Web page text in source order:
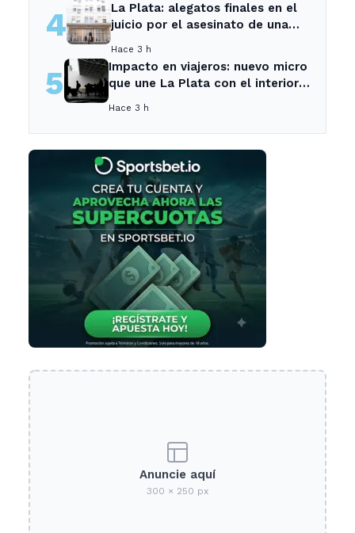
4
La Plata: alegatos finales en el
juicio por el asesinato de una
Hace 3 h
5
Impacto en viajeros: nuevo micro
que une La Plata con el interior
Hace 3 h
Anuncie aquí
300 × 250 px